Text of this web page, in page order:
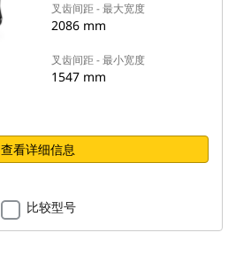
叉齿间距 - 最大宽度
2086 mm
叉齿间距 - 最小宽度
1547 mm
查看详细信息
比较型号